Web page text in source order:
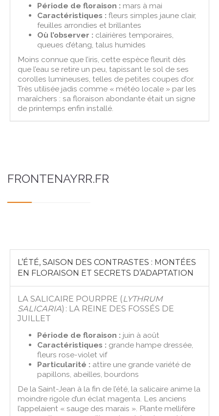
Période de floraison : mars à mai
Caractéristiques : fleurs simples jaune clair,
feuilles arrondies et brillantes
Où l’observer : clairières temporaires,
queues d’étang, talus humides
Moins connue que l’iris, cette espèce fleurit dès
que l’eau se retire un peu, tapissant le sol de ses
corolles lumineuses, telles de petites coupes d’or.
Très utilisée jadis comme « météo locale » par les
maraîchers : sa floraison abondante était un signe
de printemps enfin installé.
FRONTENAYRR.FR
L’ÉTÉ, SAISON DES CONTRASTES : MONTÉES
EN FLORAISON ET SECRETS D’ADAPTATION
LA SALICAIRE POURPRE (LYTHRUM
SALICARIA) : LA REINE DES FOSSÉS DE
JUILLET
Période de floraison : juin à août
Caractéristiques : grande hampe dressée,
fleurs rose-violet vif
Particularité : attire une grande variété de
papillons, abeilles, bourdons
De la Saint-Jean à la fin de l’été, la salicaire anime la
moindre rigole d’un éclat magenta. Les anciens
l’appelaient « sauge des marais ». Plante mellifère